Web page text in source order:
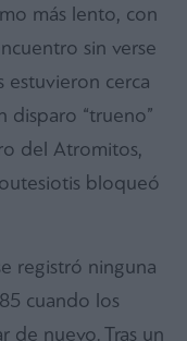
más lento, con
sin verse
estuvieron cerca
disparo “trueno”
del Atromitos,
bloqueó
registró ninguna
cuando los
de nuevo. Tras un